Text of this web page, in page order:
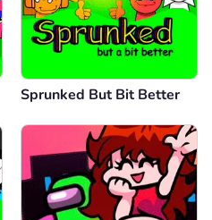
Sprunked But Bit Better